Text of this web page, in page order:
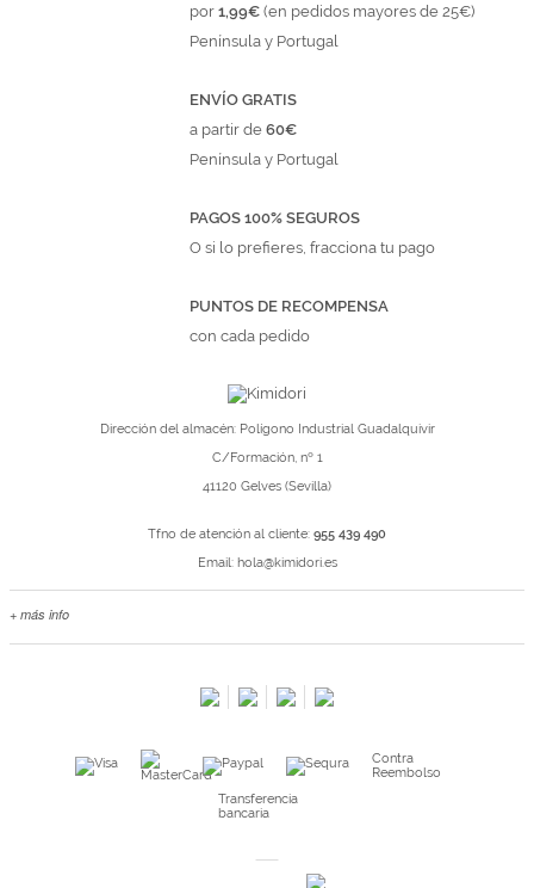
por1,99€(en pedidos mayores de 25€)
Península y Portugal
ENVÍO GRATIS
a partir de60€
Península y Portugal
PAGOS 100% SEGUROS
O si lo prefieres, fracciona tu pago
PUNTOS DE RECOMPENSA
con cada pedido
Dirección del almacén: Polígono Industrial Guadalquivir
C/Formación, nº 1
41120 Gelves (Sevilla)
Tfno de atención al cliente: 955 439 490
Email: hola@kimidori.es
+ más info
Kimidori PRINT, nuestro servicio de impresión de fotos
Contra
Reembolso
Transferencia
bancaria